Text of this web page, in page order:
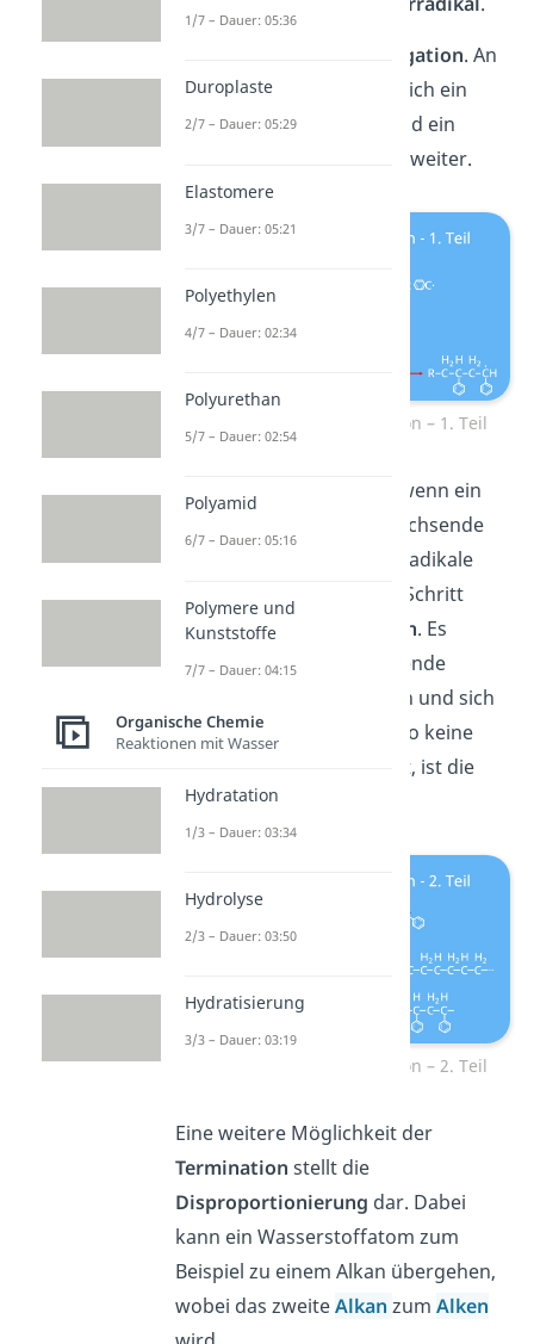
Propagation. An
das Primärradikal lagert sich ein
Monomer an, anschließend ein
zweites Monomer und so weiter.
Radikalische Polymerisation – 1. Teil
Die Termination
erfolgt, wenn ein
Initiatorradikal auf die wachsende
Kette trifft, wodurch die Radikale
sich kombinieren. Dieser Schritt
heißt auchRekombination. Es
können auch zwei wachsende
Ketten aufeinandertreffen und sich
kombinieren. Wenn es also keine
aktiven Zentren mehr gibt, ist die
Polymerisation beendet.
Radikalische Polymerisation – 2. Teil
Eine weitere Möglichkeit der
Termination stellt die
Disproportionierung dar. Dabei
kann ein Wasserstoffatom zum
Beispiel zu einem Alkan übergehen,
wobei das zweiteAlkanzumAlken
1/7 – Dauer: 05:36
Duroplaste
2/7 – Dauer: 05:29
Elastomere
3/7 – Dauer: 05:21
Polyethylen
4/7 – Dauer: 02:34
Polyurethan
5/7 – Dauer: 02:54
Polyamid
6/7 – Dauer: 05:16
Polymere und
Kunststoffe
7/7 – Dauer: 04:15
Organische Chemie
Reaktionen mit Wasser
Hydratation
1/3 – Dauer: 03:34
Hydrolyse
2/3 – Dauer: 03:50
Hydratisierung
3/3 – Dauer: 03:19